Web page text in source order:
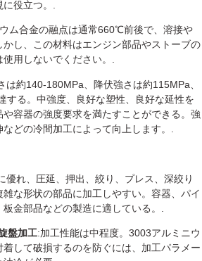
役立つ。.
ム合金の融点は通常660℃前後で、溶接や
し、この材料はエンジン部品やストーブの
用しないでください。.
は約140-180MPa、降伏強さは約115MPa、
する。中強度、良好な塑性、良好な延性を
容器の強度要求を満たすことができる。強
どの冷間加工によって向上します。.
優れ、圧延、押出、絞り、プレス、深絞り
な形状の部品に加工しやすい。容器、パイ
金部品などの製造に適している。.
盤加工:加工性能は中程度。3003アルミニウ
着して破損するのを防ぐには、加工パラメー